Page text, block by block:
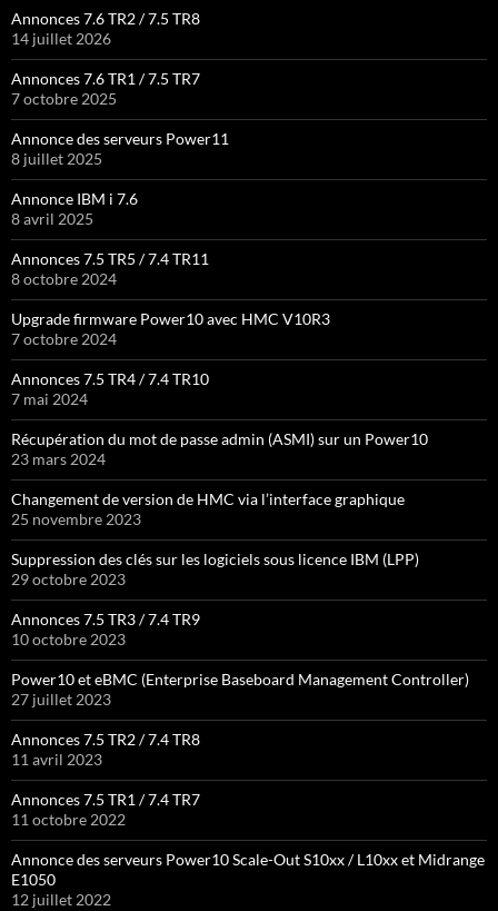
Annonces 7.6 TR2 / 7.5 TR8
14 juillet 2026
Annonces 7.6 TR1 / 7.5 TR7
7 octobre 2025
Annonce des serveurs Power11
8 juillet 2025
Annonce IBM i 7.6
8 avril 2025
Annonces 7.5 TR5 / 7.4 TR11
8 octobre 2024
Upgrade firmware Power10 avec HMC V10R3
7 octobre 2024
Annonces 7.5 TR4 / 7.4 TR10
7 mai 2024
Récupération du mot de passe admin (ASMI) sur un Power10
23 mars 2024
Changement de version de HMC via l’interface graphique
25 novembre 2023
Suppression des clés sur les logiciels sous licence IBM (LPP)
29 octobre 2023
Annonces 7.5 TR3 / 7.4 TR9
10 octobre 2023
Power10 et eBMC (Enterprise Baseboard Management Controller)
27 juillet 2023
Annonces 7.5 TR2 / 7.4 TR8
11 avril 2023
Annonces 7.5 TR1 / 7.4 TR7
11 octobre 2022
Annonce des serveurs Power10 Scale-Out S10xx / L10xx et Midrange
E1050
12 juillet 2022